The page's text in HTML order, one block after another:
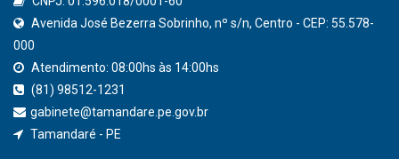
QEdu
Consultar Convênios
Receber Informações sobre novos Repasses